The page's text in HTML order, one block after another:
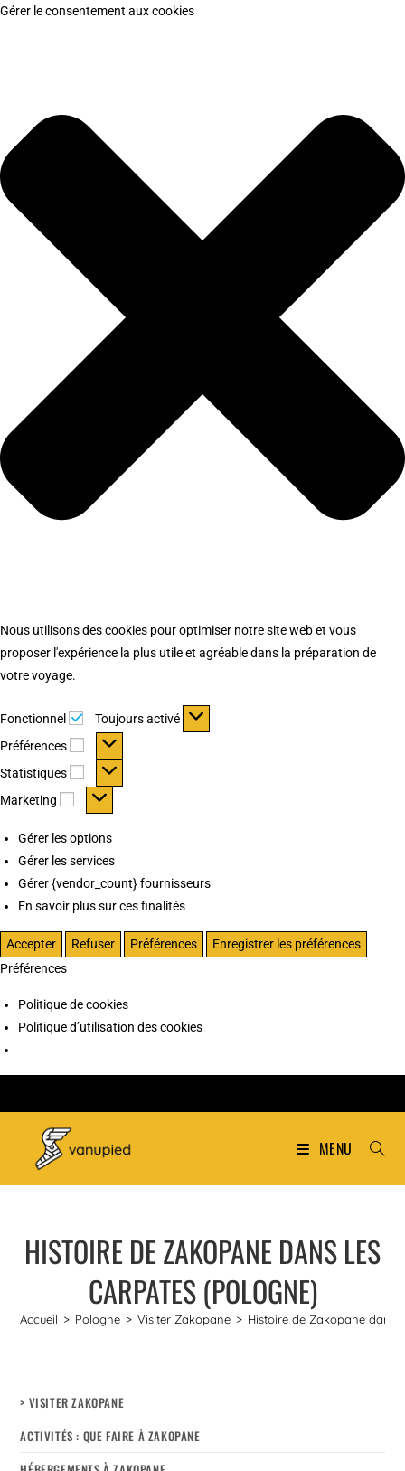
Gérer le consentement aux cookies
Nous utilisons des cookies pour optimiser notre site web et vous
proposer l'expérience la plus utile et agréable dans la préparation de
votre voyage.
Fonctionnel Fonctionnel
Toujours activé
Préférences
Préférences
Statistiques Statistiques
Marketing Marketing
Gérer les options
Gérer les services
Gérer {vendor_count} fournisseurs
En savoir plus sur ces finalités
Accepter Refuser Préférences
Enregistrer les préférences
Préférences
Politique de cookies
Politique d’utilisation des cookies
MENU
HISTOIRE DE ZAKOPANE DANS LES
CARPATES (POLOGNE)
Accueil > Pologne > Visiter Zakopane > Histoire de Zakopane dans
> VISITER ZAKOPANE
ACTIVITÉS : QUE FAIRE À ZAKOPANE